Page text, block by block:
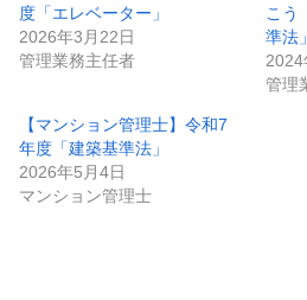
度「エレベーター」
2026年3月22日
管理業務主任者
こう
準法」
2024
管理
【マンション管理士】令和7
年度「建築基準法」
2026年5月4日
マンション管理士